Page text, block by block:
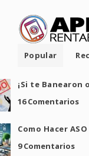
Popular
¡Si te Banearon
16 Comentarios
Como Hacer
9 Comentarios